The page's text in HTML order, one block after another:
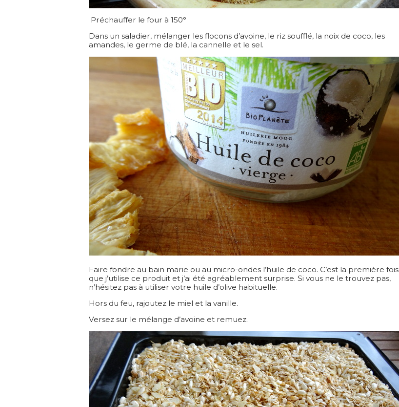
Préchauffer le four à 150°
Dans un saladier, mélanger les flocons d’avoine, le riz soufflé, la noix de coco, les
amandes, le germe de blé, la cannelle et le sel.
Faire fondre au bain marie ou au micro-ondes l’huile de coco. C’est la première fois
que j’utilise ce produit et j’ai été agréablement surprise. Si vous ne le trouvez pas,
n’hésitez pas à utiliser votre huile d’olive habituelle.
Hors du feu, rajoutez le miel et la vanille.
Versez sur le mélange d’avoine et remuez.